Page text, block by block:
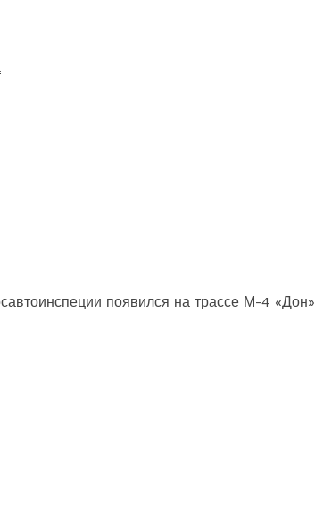
появился на трассе М-4 «Дон»